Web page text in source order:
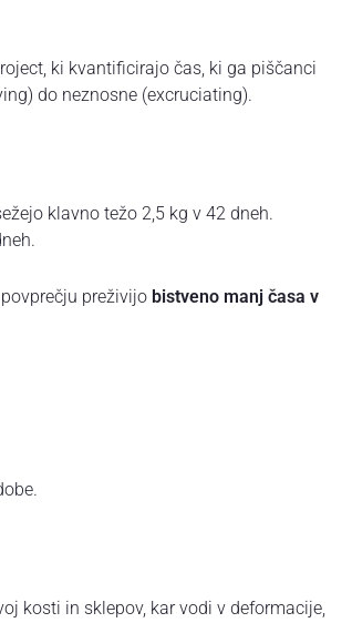
ki kvantificirajo čas, ki ga piščanci
do neznosne (excruciating).
klavno težo 2,5 kg v 42 dneh.
preživijo bistveno manj časa v
kosti in sklepov, kar vodi v deformacije,